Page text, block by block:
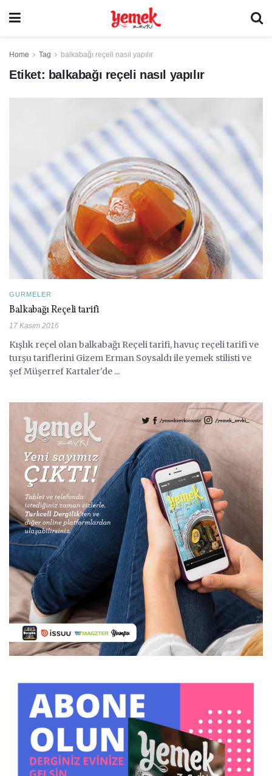
Home Tag balkabağı reçeli nasıl yapılır
Etiket: balkabağı reçeli nasıl yapılır
GURMELER
Balkabağı Reçeli tarifi
17 Kasım 2016
Kışlık reçel olan balkabağı Reçeli tarifi, havuç reçeli tarifi ve
turşu tariflerini Gizem Erman Soysaldı ile yemek stilisti ve
şef Müşerref Kartaler'de ...